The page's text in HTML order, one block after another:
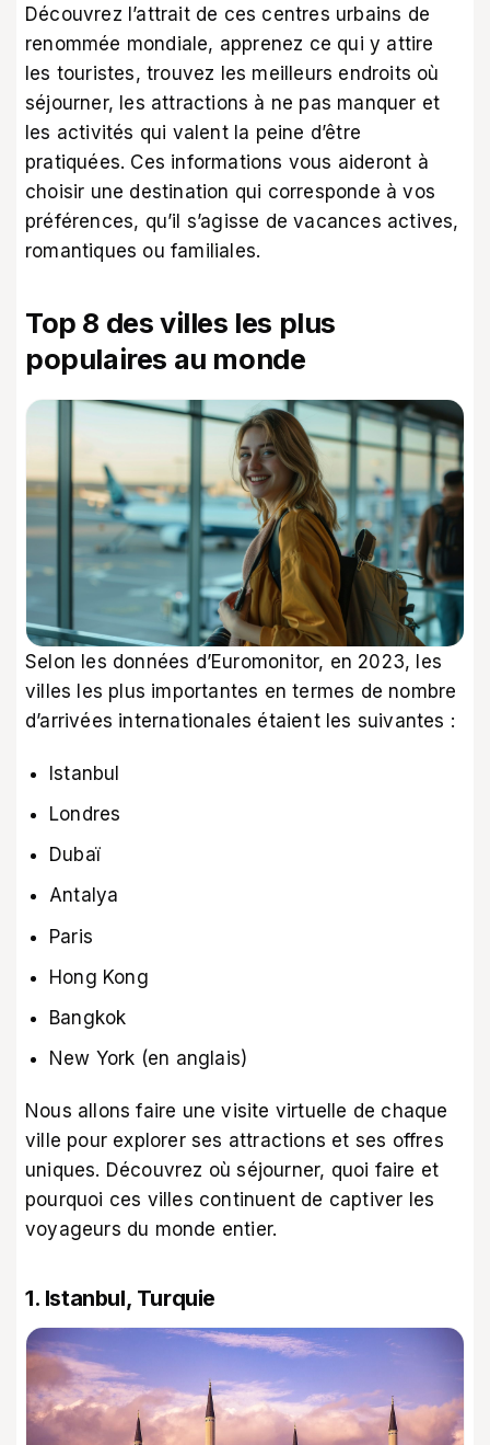
Découvrez l’attrait de ces centres urbains de
renommée mondiale, apprenez ce qui y attire
les touristes, trouvez les meilleurs endroits où
séjourner, les attractions à ne pas manquer et
les activités qui valent la peine d’être
pratiquées. Ces informations vous aideront à
choisir une destination qui corresponde à vos
préférences, qu’il s’agisse de vacances actives,
romantiques ou familiales.
Top 8 des villes les plus
populaires au monde
Selon les données d’Euromonitor, en 2023, les
villes les plus importantes en termes de nombre
d’arrivées internationales étaient les suivantes :
Istanbul
Londres
Dubaï
Antalya
Paris
Hong Kong
Bangkok
New York (en anglais)
Nous allons faire une visite virtuelle de chaque
ville pour explorer ses attractions et ses offres
uniques. Découvrez où séjourner, quoi faire et
pourquoi ces villes continuent de captiver les
voyageurs du monde entier.
1. Istanbul, Turquie